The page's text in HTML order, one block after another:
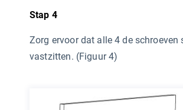
Stap 4
Zorg ervoor dat alle 4 de schroeven
vastzitten. (Figuur 4)